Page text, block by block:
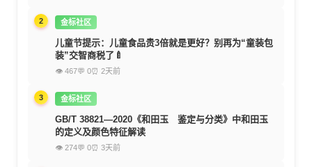
2 金标社区
儿童节提示：儿童食品贵3倍就是更好？别再为“童装包
装”交智商税了🍼
👁 467💬 0⏰ 2天前
3 金标社区
GB/T 38821—2020《和田玉 鉴定与分类》中和田玉
的定义及颜色特征解读
👁 274💬 0⏰ 3天前